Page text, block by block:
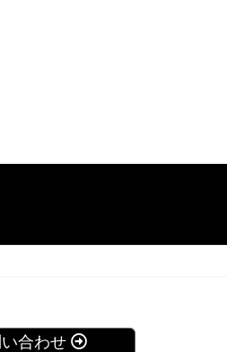
合わせ